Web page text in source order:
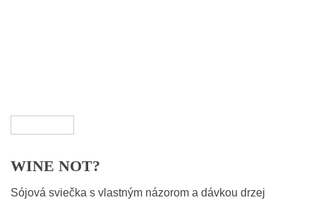
WINE NOT?
Sójová sviečka s vlastným názorom a dávkou drzej